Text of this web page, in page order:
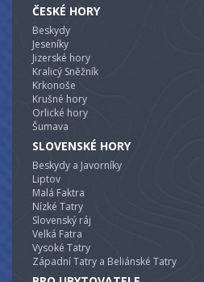
ČESKÉ HORY
Beskydy
Jeseníky
Jizerské hory
Kralicý Sněžník
Krkonoše
Krušné hory
Orlické hory
Šumava
SLOVENSKÉ HORY
Beskydy a Javorníky
Liptov
Malá Faktra
Nízké Tatry
Slovenský ráj
Velká Fatra
Vysoké Tatry
Západní Tatry a Beliánské Tatry